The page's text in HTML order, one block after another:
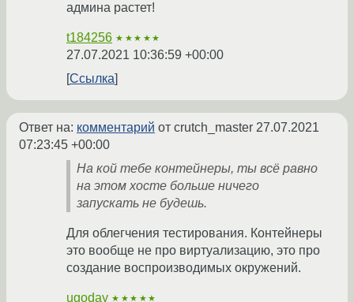
админа растет!
t184256 ★★★★★
27.07.2021 10:36:59 +00:00
Ссылка
Ответ на: комментарий от crutch_master 27.07.2021
07:23:45 +00:00
На кой тебе контейнеры, ты всё равно
на этом хосте больше ничего
запускать не будешь.
Для облегчения тестирования. Контейнеры
это вообще не про виртуализацию, это про
создание воспроизводимых окружений.
ugoday ★★★★★